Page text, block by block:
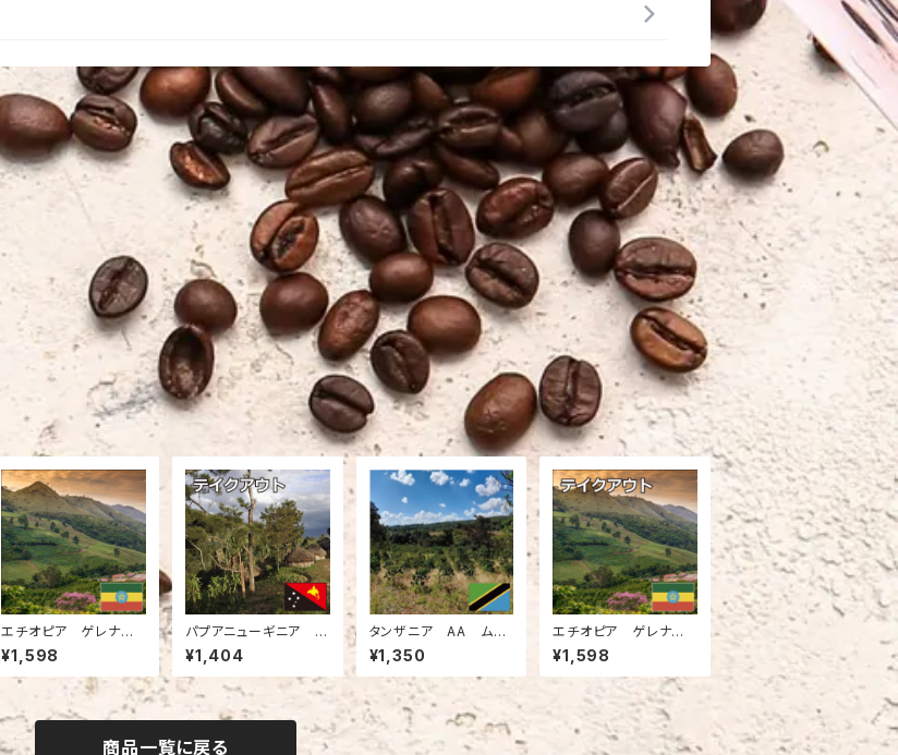
エチオピア ゲレナ
ゲイシャG3 ナチュラル
（200g）
¥1,598
パプアニューギニア バ
ージンマウンテン（200
g）
¥1,404
タンザニア AA ムワ
ンパララ（200g）
¥1,350
エチオピア ゲレナ
ゲイシャG3 ナチュラル
（200g）
¥1,598
商品一覧に戻る